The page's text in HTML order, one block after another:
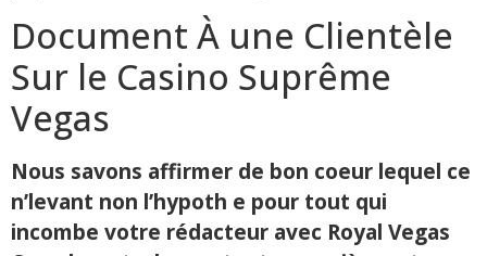
Document À une Clientèle
Sur le Casino Suprême
Vegas
Nous savons affirmer de bon coeur lequel ce
n’levant non l’hypoth e pour tout qui
incombe votre rédacteur avec Royal Vegas